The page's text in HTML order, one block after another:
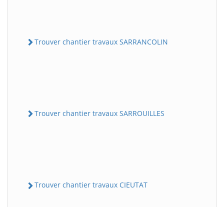
Trouver chantier travaux SARRANCOLIN
Trouver chantier travaux SARROUILLES
Trouver chantier travaux CIEUTAT